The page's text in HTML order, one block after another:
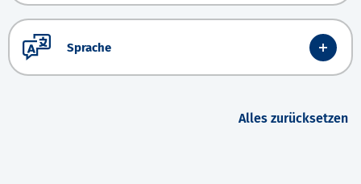
Sprache
Alles zurücksetzen